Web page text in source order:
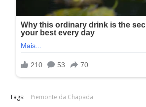
Tags: Piemonte da Chapada